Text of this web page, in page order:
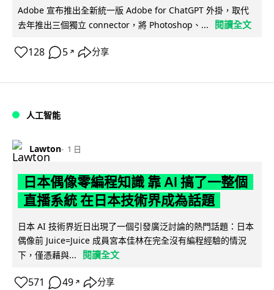
Adobe 宣布推出全新統一版 Adobe for ChatGPT 外掛，取代
去年推出三個獨立 connector，將 Photoshop、...
閱讀全文
128 5 ↗ 分享
人工智能
Lawton 1 日
日本偶像零編程知識 靠 AI 搞了一整個
直播系統 在日本技術界成為話題
日本 AI 技術界近日出現了一個引發廣泛討論的熱門話題：日本
偶像前 Juice=Juice 成員宮本佳林在完全沒有編程經驗的情況
下，僅憑藉與...
閱讀全文
571 49 ↗ 分享